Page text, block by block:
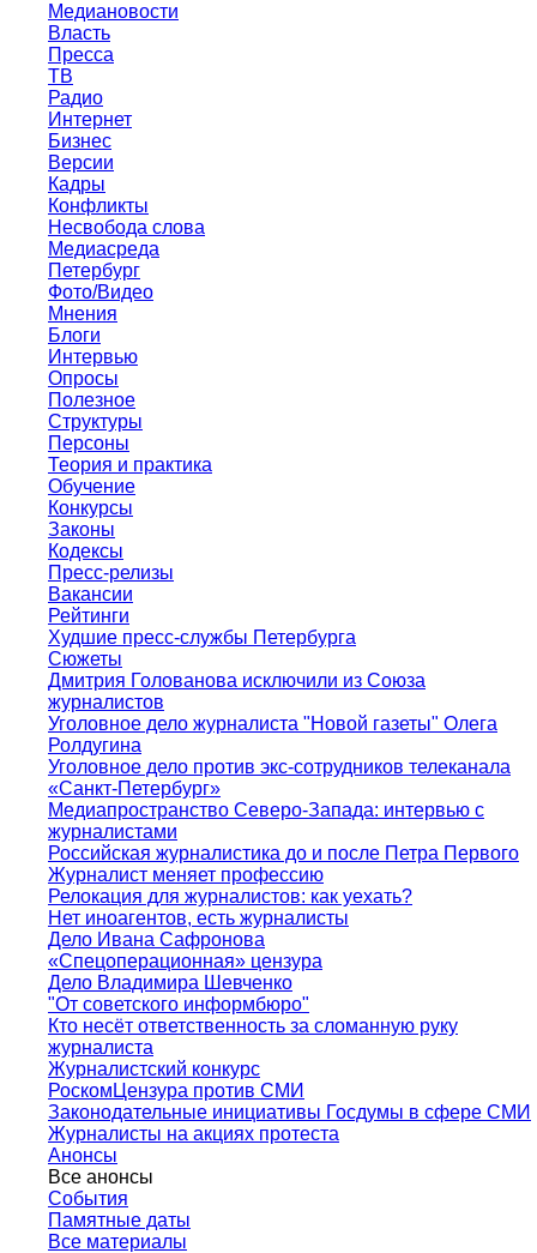
Медиановости
Власть
Пресса
ТВ
Радио
Интернет
Бизнес
Версии
Кадры
Конфликты
Несвобода слова
Медиасреда
Петербург
Фото/Видео
Мнения
Блоги
Интервью
Опросы
Полезное
Структуры
Персоны
Теория и практика
Обучение
Конкурсы
Законы
Кодексы
Пресс-релизы
Вакансии
Рейтинги
Худшие пресс-службы Петербурга
Сюжеты
Дмитрия Голованова исключили из Союза
журналистов
Уголовное дело журналиста "Новой газеты" Олега
Ролдугина
Уголовное дело против экс-сотрудников телеканала
«Санкт-Петербург»
Медиапространство Северо-Запада: интервью с
журналистами
Российская журналистика до и после Петра Первого
Журналист меняет профессию
Релокация для журналистов: как уехать?
Нет иноагентов, есть журналисты
Дело Ивана Сафронова
«Спецоперационная» цензура
Дело Владимира Шевченко
"От советского информбюро"
Кто несёт ответственность за сломанную руку
журналиста
Журналистский конкурс
РоскомЦензура против СМИ
Законодательные инициативы Госдумы в сфере СМИ
Журналисты на акциях протеста
Анонсы
Все анонсы
События
Памятные даты
Все материалы